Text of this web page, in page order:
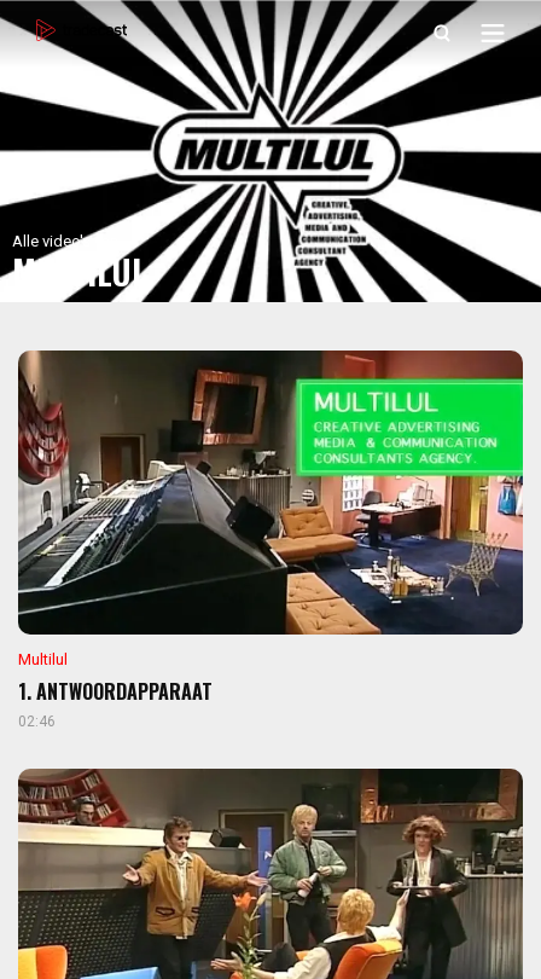
Alle video's van
MULTILUL
Multilul
1. ANTWOORDAPPARAAT
02:46